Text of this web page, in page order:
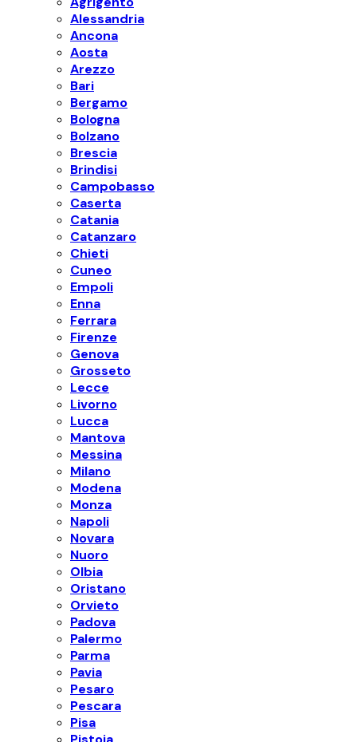
Alessandria
Ancona
Aosta
Arezzo
Bari
Bergamo
Bologna
Bolzano
Brescia
Brindisi
Campobasso
Caserta
Catania
Catanzaro
Chieti
Cuneo
Empoli
Enna
Ferrara
Firenze
Genova
Grosseto
Lecce
Livorno
Lucca
Mantova
Messina
Milano
Modena
Monza
Napoli
Novara
Nuoro
Olbia
Oristano
Orvieto
Padova
Palermo
Parma
Pavia
Pesaro
Pescara
Pisa